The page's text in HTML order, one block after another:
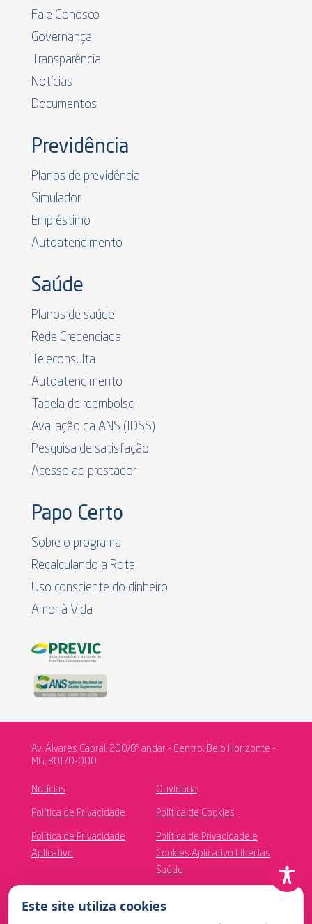
Fale Conosco
Governança
Transparência
Notícias
Documentos
Previdência
Planos de previdência
Simulador
Empréstimo
Autoatendimento
Saúde
Planos de saúde
Rede Credenciada
Teleconsulta
Autoatendimento
Tabela de reembolso
Avaliação da ANS (IDSS)
Pesquisa de satisfação
Acesso ao prestador
Papo Certo
Sobre o programa
Recalculando a Rota
Uso consciente do dinheiro
Amor à Vida
Av. Álvares Cabral, 200/8º andar - Centro, Belo Horizonte -
MG, 30170-000
Notícias Ouvidoria
Política de Privacidade Política de Cookies
Política de Privacidade
Aplicativo
Política de Privacidade e
Cookies Aplicativo Libertas
Saúde
Este site utiliza cookies